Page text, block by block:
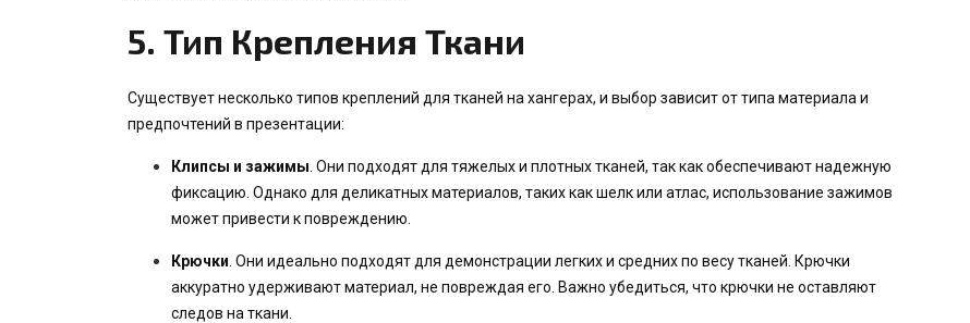
5. Тип Крепления Ткани
Существует несколько типов креплений для тканей на хангерах, и выбор зависит от типа материала и
предпочтений в презентации:
Клипсы и зажимы . Они подходят для тяжелых и плотных тканей, так как обеспечивают надежную
фиксацию. Однако для деликатных материалов, таких как шелк или атлас, использование зажимов
может привести к повреждению.
Крючки . Они идеально подходят для демонстрации легких и средних по весу тканей. Крючки
аккуратно удерживают материал, не повреждая его. Важно убедиться, что крючки не оставляют
следов на ткани.